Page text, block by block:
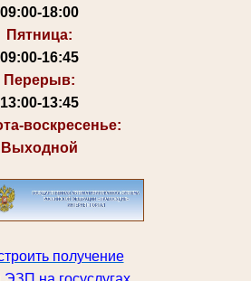
09:00-18:00
Пятница:
09:00-16:45
Перерыв:
13:00-13:45
воскресенье:
Выходной
получение